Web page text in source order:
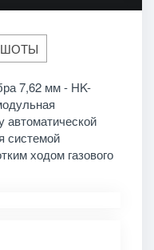
7,62 мм - HK-
автоматической
системой
ходом газового